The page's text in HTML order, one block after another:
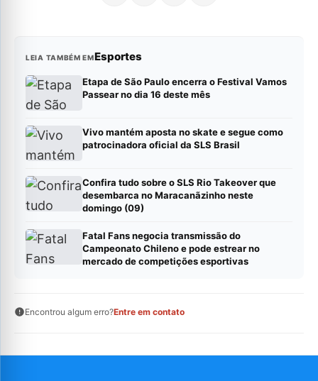
LEIA TAMBÉM EMEsportes
Etapa de São Paulo encerra o Festival Vamos
Passear no dia 16 deste mês
Vivo mantém aposta no skate e segue como
patrocinadora oficial da SLS Brasil
Confira tudo sobre o SLS Rio Takeover que
desembarca no Maracanãzinho neste
domingo (09)
Fatal Fans negocia transmissão do
Campeonato Chileno e pode estrear no
mercado de competições esportivas
Encontrou algum erro?Entre em contato